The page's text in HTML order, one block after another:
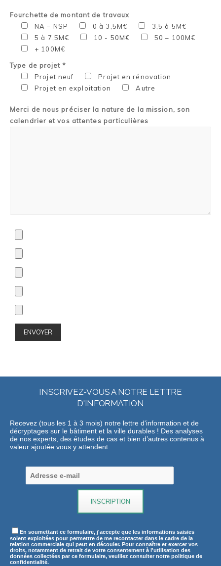
Fourchette de montant de travaux
NA – NSP
0 à 3,5M€
3,5 à 5M€
5 à 7,5M€
10 - 50M€
50 – 100M€
+ 100M€
Type de projet *
Projet neuf
Projet en rénovation
Projet en exploitation
Autre
Merci de nous préciser la nature de la mission, son
calendrier et vos attentes particulières
INSCRIVEZ-VOUS A NOTRE LETTRE
D'INFORMATION
Recevez (tous les 1 à 3 mois) notre lettre d'information et de
décryptages sur le bâtiment et la ville durables ! Des analyses
de nos experts, des études de cas et bien d’autres contenus à
valeur ajoutée vous y attendent.
En soumettant ce formulaire, j'accepte que les informations saisies
soient exploitées pour permettre de me recontacter dans le cadre de la
relation commerciale qui peut en découler. Pour connaître et exercer vos
droits, notamment de retrait de votre consentement à l'utilisation des
données collectées par ce formulaire, veuillez consulter notre politique de
confidentialité.